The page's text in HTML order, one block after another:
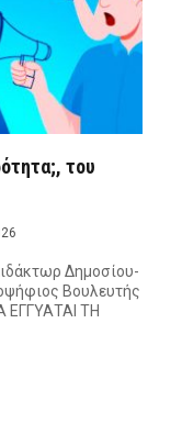
του
Δημοσίου-
Βουλευτής
ΤΗ